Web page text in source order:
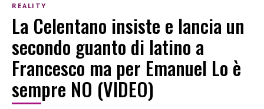
REALITY
La Celentano insiste e lancia un
secondo guanto di latino a
Francesco ma per Emanuel Lo è
sempre NO (VIDEO)